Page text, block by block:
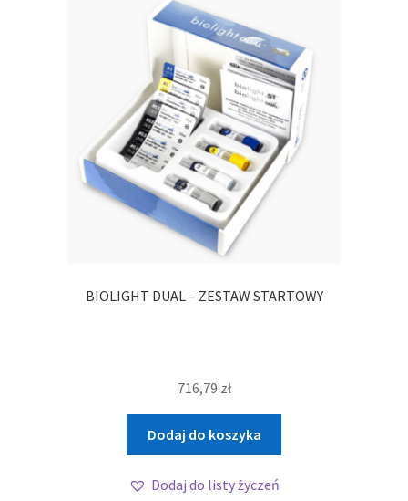
BIOLIGHT DUAL – ZESTAW STARTOWY
716,79 zł
Dodaj do koszyka
Dodaj do listy życzeń